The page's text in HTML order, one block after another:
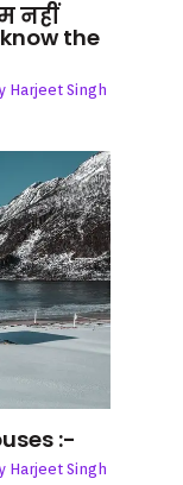
नहीं
the
Harjeet Singh
:-
Harjeet Singh